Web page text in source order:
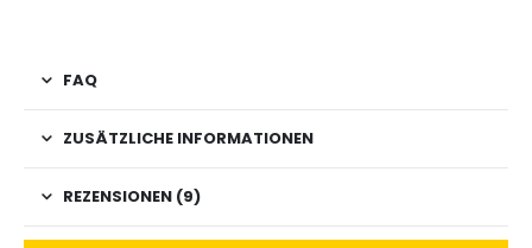
FAQ
ZUSÄTZLICHE INFORMATIONEN
REZENSIONEN (9)